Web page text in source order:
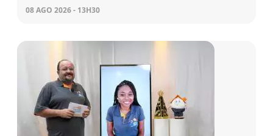
08 AGO 2026 - 13H30